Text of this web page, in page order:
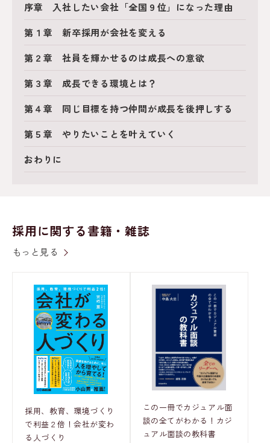
序章 入社したい会社「全国９位」になった理由
第１章 新卒採用が会社を変える
第２章 社員を輝かせるのは成長への意欲
第３章 成長できる環境とは？
第４章 同じ目標を持つ仲間が成長を後押しする
第５章 やりたいことを叶えていく
おわりに
採用に関する書籍・雑誌
もっと見る
採用、教育、環境づくり
で利益２倍！会社が変わ
る人づくり
この一冊でカジュアル面
談の全てがわかる！カジ
ュアル面談の教科書